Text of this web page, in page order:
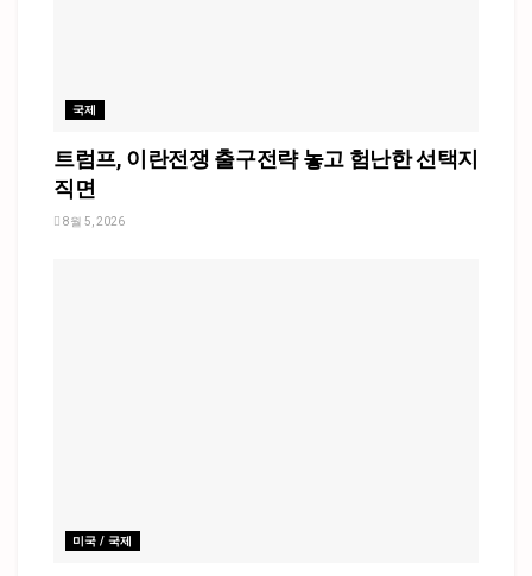
국제
트럼프, 이란전쟁 출구전략 놓고 험난한 선택지
직면
8월 5, 2026
미국 / 국제